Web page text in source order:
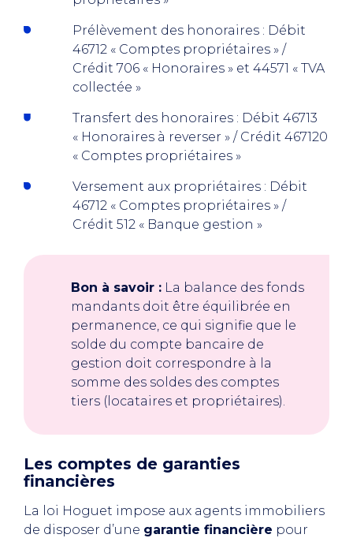
Prélèvement des honoraires : Débit
46712 « Comptes propriétaires » /
Crédit 706 « Honoraires » et 44571 « TVA
collectée »
Transfert des honoraires : Débit 46713
« Honoraires à reverser » / Crédit 467120
« Comptes propriétaires »
Versement aux propriétaires : Débit
46712 « Comptes propriétaires » /
Crédit 512 « Banque gestion »
Bon à savoir : La balance des fonds
mandants doit être équilibrée en
permanence, ce qui signifie que le
solde du compte bancaire de
gestion doit correspondre à la
somme des soldes des comptes
tiers (locataires et propriétaires).
Les comptes de garanties
financières
La loi Hoguet impose aux agents immobiliers
de disposer d’une garantie financière pour